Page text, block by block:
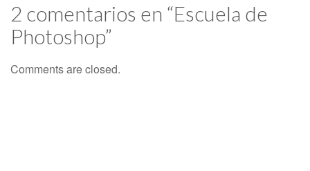
2 comentarios en “Escuela de
Photoshop”
Comments are closed.